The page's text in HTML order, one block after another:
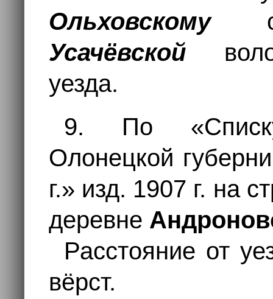
Ольховскому
Усачёвской
уезда.
9. По
Олонецкой
г.» изд. 1907 г. на
деревне
Расстояние от
вёрст.